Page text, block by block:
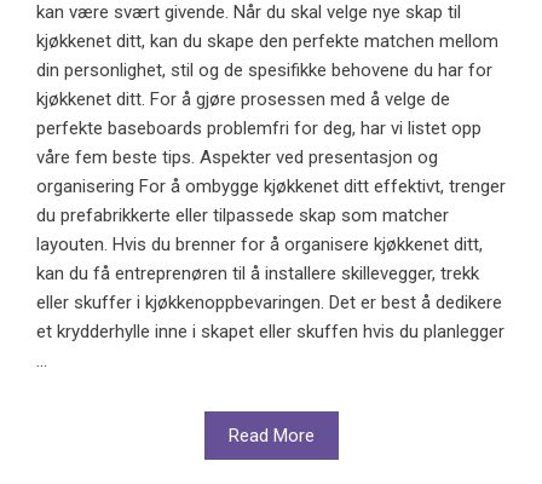
kan være svært givende. Når du skal velge nye skap til
kjøkkenet ditt, kan du skape den perfekte matchen mellom
din personlighet, stil og de spesifikke behovene du har for
kjøkkenet ditt. For å gjøre prosessen med å velge de
perfekte baseboards problemfri for deg, har vi listet opp
våre fem beste tips. Aspekter ved presentasjon og
organisering For å ombygge kjøkkenet ditt effektivt, trenger
du prefabrikkerte eller tilpassede skap som matcher
layouten. Hvis du brenner for å organisere kjøkkenet ditt,
kan du få entreprenøren til å installere skillevegger, trekk
eller skuffer i kjøkkenoppbevaringen. Det er best å dedikere
et krydderhylle inne i skapet eller skuffen hvis du planlegger
...
Read More